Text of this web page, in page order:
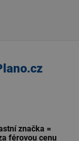
značka =
férovou cenu